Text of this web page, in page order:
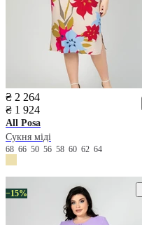
₴ 2 264
₴ 1 924
All Posa
Сукня міді
68 66 50 56 58 60 62 64
−15%